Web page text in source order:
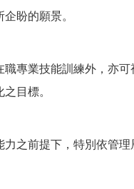
盼的願景。
專業技能訓練外，亦
目標。
之前提下，特別依管理